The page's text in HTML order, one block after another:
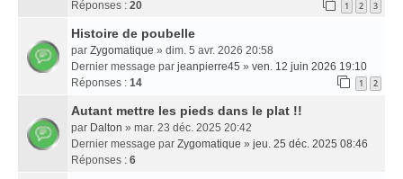
Réponses : 20 1 2 3
Histoire de poubelle
par Zygomatique » dim. 5 avr. 2026 20:58
Dernier message par jeanpierre45 » ven. 12 juin 2026 19:10
Réponses : 14 1 2
Autant mettre les pieds dans le plat !!
par Dalton » mar. 23 déc. 2025 20:42
Dernier message par Zygomatique » jeu. 25 déc. 2025 08:46
Réponses : 6